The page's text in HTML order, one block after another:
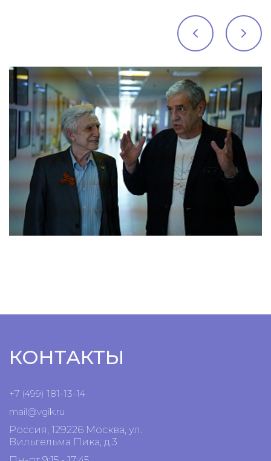
КОНТАКТЫ
+7 (499) 181-13-14
mail@vgik. ru
Россия, 129226 Москва, ул.
Вильгельма Пика, д.3